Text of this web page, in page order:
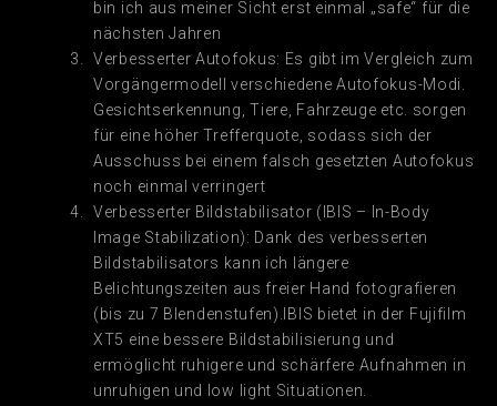
bin ich aus meiner Sicht erst einmal „safe“ für die
nächsten Jahren
Verbesserter Autofokus: Es gibt im Vergleich zum
Vorgängermodell verschiedene Autofokus-Modi.
Gesichtserkennung, Tiere, Fahrzeuge etc. sorgen
für eine höher Trefferquote, sodass sich der
Ausschuss bei einem falsch gesetzten Autofokus
noch einmal verringert
Verbesserter Bildstabilisator (IBIS – In-Body
Image Stabilization): Dank des verbesserten
Bildstabilisators kann ich längere
Belichtungszeiten aus freier Hand fotografieren
(bis zu 7 Blendenstufen).IBIS bietet in der Fujifilm
XT5 eine bessere Bildstabilisierung und
ermöglicht ruhigere und schärfere Aufnahmen in
unruhigen und low light Situationen.